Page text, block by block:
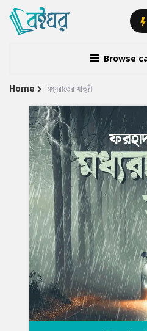
Browse
Site
Breadcrumb
Home মধ্যরাতের যাত্রী